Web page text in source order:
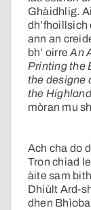
Ghàidhlig.
ann an
bh’ oirreAn
Printing the
the designe
the
mòran mu
Ach cha do
Tron chiad
àite sam
Dhiùlt Ard-
dhen